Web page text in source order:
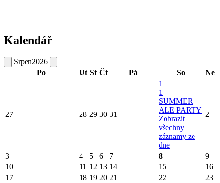
Kalendář
Srpen2026
Po
Út St Čt Pá So Ne
27 28 29 30 31
1
1
SUMMER
ALE PARTY
Zobrazit
všechny
záznamy ze
dne
2
3 4 5 6 7 8
9
10
11 12 13 14 15
16
17
18 19 20 21 22 23